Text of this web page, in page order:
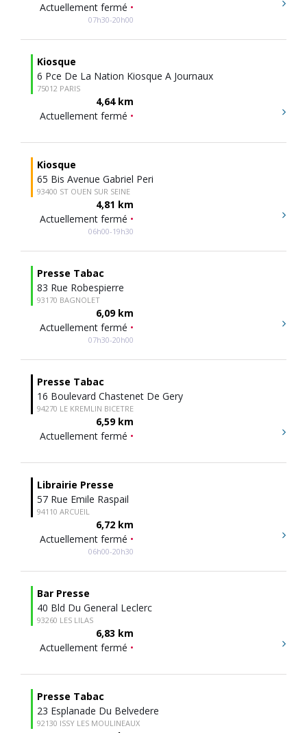
Actuellement fermé •
07h30-20h00
Kiosque
6 Pce De La Nation Kiosque A Journaux
75012 PARIS
4,64 km
Actuellement fermé •
Kiosque
65 Bis Avenue Gabriel Peri
93400 ST OUEN SUR SEINE
4,81 km
Actuellement fermé •
06h00-19h30
Presse Tabac
83 Rue Robespierre
93170 BAGNOLET
6,09 km
Actuellement fermé •
07h30-20h00
Presse Tabac
16 Boulevard Chastenet De Gery
94270 LE KREMLIN BICETRE
6,59 km
Actuellement fermé •
Librairie Presse
57 Rue Emile Raspail
94110 ARCUEIL
6,72 km
Actuellement fermé •
06h00-20h30
Bar Presse
40 Bld Du General Leclerc
93260 LES LILAS
6,83 km
Actuellement fermé •
Presse Tabac
23 Esplanade Du Belvedere
92130 ISSY LES MOULINEAUX